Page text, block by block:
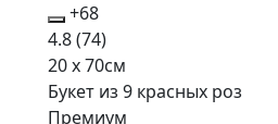
+68
4.8(74)
20 x 70см
Букет из 9 красных роз
Премиум